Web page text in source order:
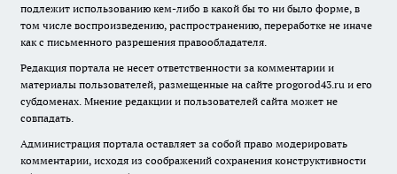
подлежит использованию кем-либо в какой бы то ни было форме, в
том числе воспроизведению, распространению, переработке не иначе
как с письменного разрешения правообладателя.
Редакция портала не несет ответственности за комментарии и
материалы пользователей, размещенные на сайте progorod43.ru и его
субдоменах. Мнение редакции и пользователей сайта может не
совпадать.
Администрация портала оставляет за собой право модерировать
комментарии, исходя из соображений сохранения конструктивности